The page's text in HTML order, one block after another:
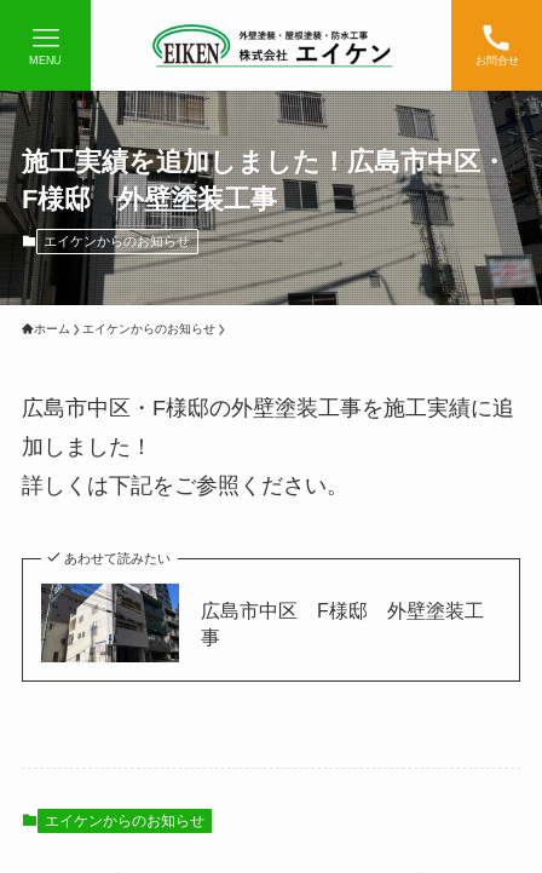
お問合せ
MENU
施工実績を追加しました！広島市中区・
F様邸 外壁塗装工事
エイケンからのお知らせ
ホーム エイケンからのお知らせ
広島市中区・F様邸の外壁塗装工事を施工実績に追
加しました！
詳しくは下記をご参照ください。
あわせて読みたい
広島市中区 F様邸 外壁塗装工
事
エイケンからのお知らせ